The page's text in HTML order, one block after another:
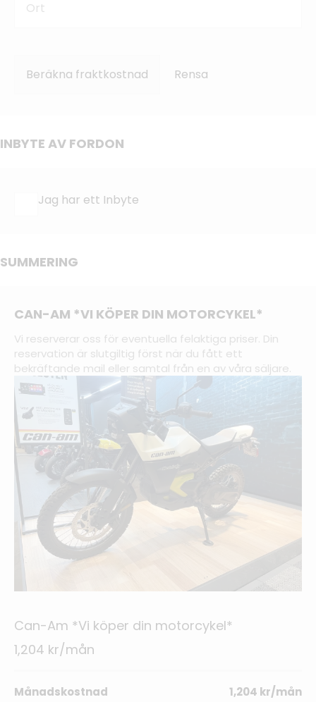
Beräkna fraktkostnad Rensa
INBYTE AV FORDON
Jag har ett Inbyte
SUMMERING
CAN-AM *VI KÖPER DIN MOTORCYKEL*
Vi reserverar oss för eventuella felaktiga priser. Din
reservation är slutgiltig först när du fått ett
bekräftande mail eller samtal från en av våra säljare.
Can-Am *Vi köper din motorcykel*
1,204 kr/mån
Månadskostnad
1,204 kr/mån